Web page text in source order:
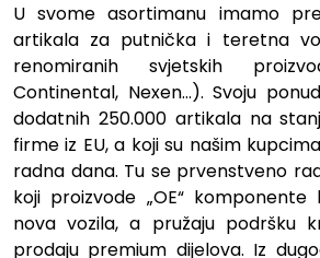
U svome asortimanu imamo
artikala za putnička i teretna
renomiranih svjetskih
Continental, Nexen…). Svoju
dodatnih 250.000 artikala na
firme iz EU, a koji su našim
radna dana. Tu se prvenstveno
koji proizvode „OE“
nova vozila, a pružaju podršku
prodaju premium dijelova. Iz